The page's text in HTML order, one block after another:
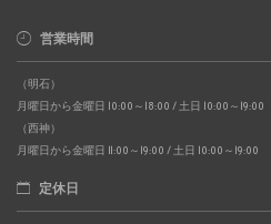
営業時間
（明石）
月曜日から金曜日 10:00～18:00 / 土日 10:00～19:00
（西神）
月曜日から金曜日 11:00～19:00 / 土日 10:00～19:00
定休日